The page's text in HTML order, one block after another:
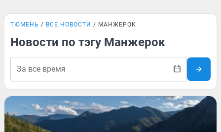
ТЮМЕНЬ ВСЕ НОВОСТИ МАНЖЕРОК
Новости по тэгу Манжерок